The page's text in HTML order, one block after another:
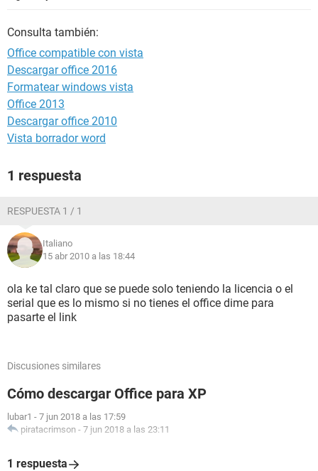
Consulta también:
Office compatible con vista
Descargar office 2016
Formatear windows vista
Office 2013
Descargar office 2010
Vista borrador word
1 respuesta
RESPUESTA 1 / 1
Italiano
15 abr 2010 a las 18:44
ola ke tal claro que se puede solo teniendo la licencia o el
serial que es lo mismo si no tienes el office dime para
pasarte el link
Discusiones similares
Cómo descargar Office para XP
lubar1 - 7 jun 2018 a las 17:59
piratacrimson - 7 jun 2018 a las 23:11
1 respuesta